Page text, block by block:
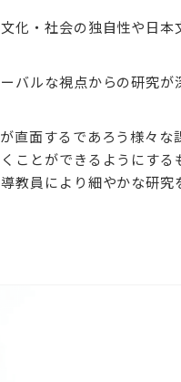
化・社会の独自性や日本
バルな視点からの研究が
直面するであろう様々な
ことができるようにする
教員により細やかな研究